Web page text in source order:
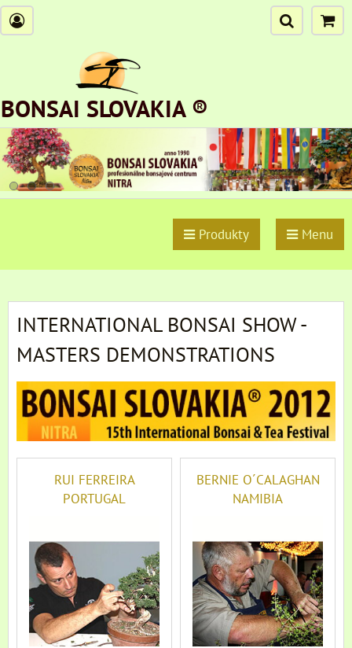
BONSAI SLOVAKIA ®
Produkty Menu
INTERNATIONAL BONSAI SHOW -
MASTERS DEMONSTRATIONS
RUI FERREIRA
PORTUGAL
BERNIE O´CALAGHAN
NAMIBIA